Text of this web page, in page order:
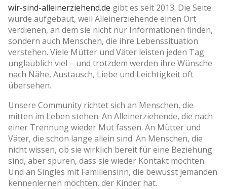
wir-sind-alleinerziehend.de gibt es seit 2013. Die Seite
wurde aufgebaut, weil Alleinerziehende einen Ort
verdienen, an dem sie nicht nur Informationen finden,
sondern auch Menschen, die ihre Lebenssituation
verstehen. Viele Mütter und Väter leisten jeden Tag
unglaublich viel – und trotzdem werden ihre Wünsche
nach Nähe, Austausch, Liebe und Leichtigkeit oft
übersehen.
Unsere Community richtet sich an Menschen, die
mitten im Leben stehen. An Alleinerziehende, die nach
einer Trennung wieder Mut fassen. An Mütter und
Väter, die schon lange allein sind. An Menschen, die
nicht wissen, ob sie wirklich bereit für eine Beziehung
sind, aber spüren, dass sie wieder Kontakt möchten.
Und an Singles mit Familiensinn, die bewusst jemanden
kennenlernen möchten, der Kinder hat.